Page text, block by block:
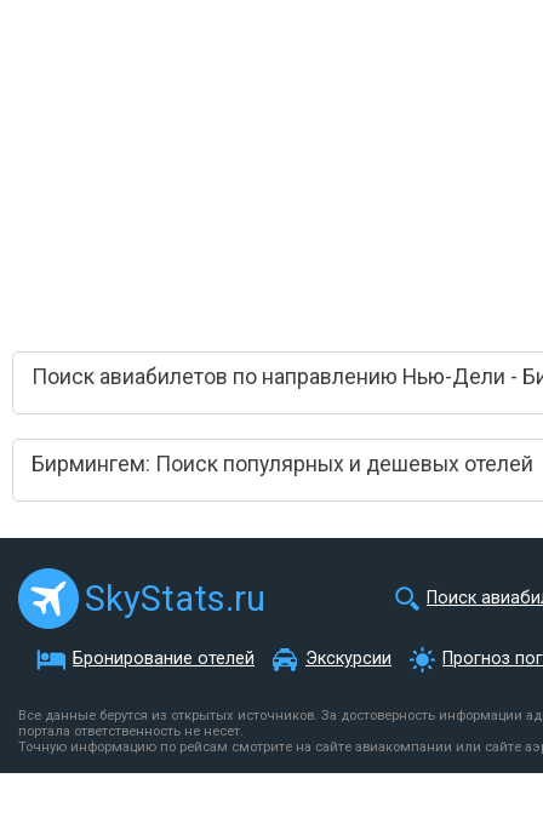
Поиск авиабилетов по направлению Нью-Дели -
Бирмингем: Поиск популярных и дешевых отелей
SkyStats.ru Поиск
Бронирование отелей Экскурсии Прогноз
Все данные берутся из открытых источников. За достоверность информации
портала ответственность не несет.
Точную информацию по рейсам смотрите на сайте авиакомпании или сайте